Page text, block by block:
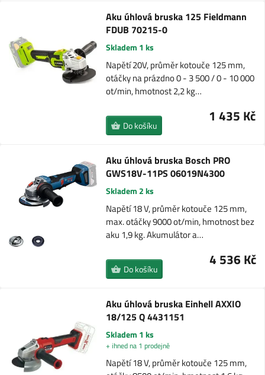
Aku úhlová bruska 125 Fieldmann
FDUB 70215-0
Skladem 1 ks
Napětí 20V, průměr kotouče 125 mm,
otáčky na prázdno 0 - 3 500 / 0 - 10 000
ot/min, hmotnost 2,2 kg…
1 435 Kč
Do košíku
Aku úhlová bruska Bosch PRO
GWS18V-11PS 06019N4300
Skladem 2 ks
Napětí 18 V, průměr kotouče 125 mm,
max. otáčky 9000 ot/min, hmotnost bez
aku 1,9 kg. Akumulátor a…
4 536 Kč
Do košíku
Aku úhlová bruska Einhell AXXIO
18/125 Q 4431151
Skladem 1 ks
+ ihned na 1 prodejně
Napětí 18 V, průměr kotouče 125 mm,